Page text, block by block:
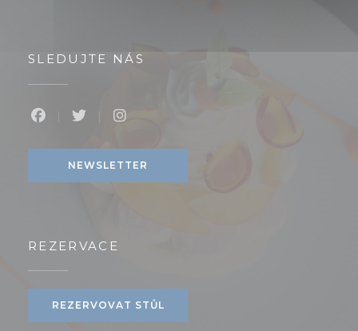
SLEDUJTE NÁS
NEWSLETTER
REZERVACE
REZERVOVAT STŮL